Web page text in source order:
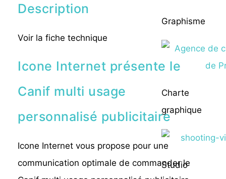
Graphisme
Charte
graphique
Studio
Description
Voir la fiche technique
Icone Internet présente le
Canif multi usage
personnalisé publicitaire
Icone Internet vous propose pour une
communication optimale de commander le